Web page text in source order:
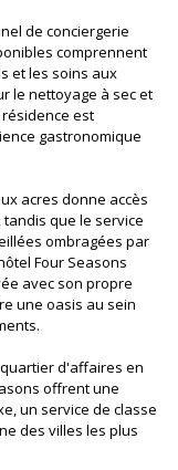
de conciergerie
comprennent
et les soins aux
le nettoyage à sec et
est
gastronomique
acres donne accès
que le service
ombragées par
Four Seasons
avec son propre
une oasis au sein
d'affaires en
offrent une
un service de classe
des villes les plus